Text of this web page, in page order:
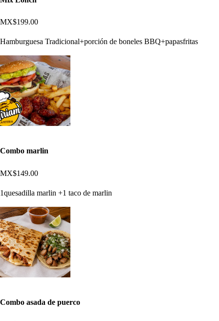
MX$199.00
Hamburguesa Tradicional+porción de boneles BBQ+papasfritas
Combo marlin
MX$149.00
1quesadilla marlin +1 taco de marlin
Combo asada de puerco